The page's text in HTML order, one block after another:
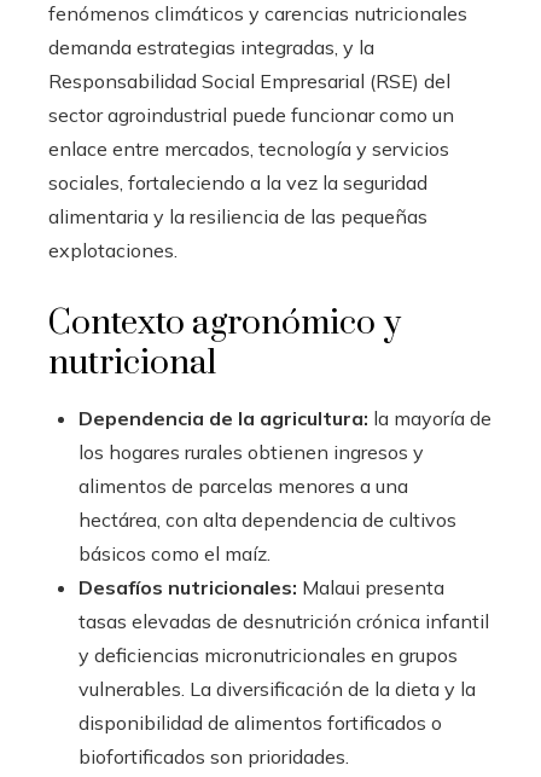
fenómenos climáticos y carencias nutricionales
demanda estrategias integradas, y la
Responsabilidad Social Empresarial (RSE) del
sector agroindustrial puede funcionar como un
enlace entre mercados, tecnología y servicios
sociales, fortaleciendo a la vez la seguridad
alimentaria y la resiliencia de las pequeñas
explotaciones.
Contexto agronómico y
nutricional
Dependencia de la agricultura: la mayoría de
los hogares rurales obtienen ingresos y
alimentos de parcelas menores a una
hectárea, con alta dependencia de cultivos
básicos como el maíz.
Desafíos nutricionales: Malaui presenta
tasas elevadas de desnutrición crónica infantil
y deficiencias micronutricionales en grupos
vulnerables. La diversificación de la dieta y la
disponibilidad de alimentos fortificados o
biofortificados son prioridades.